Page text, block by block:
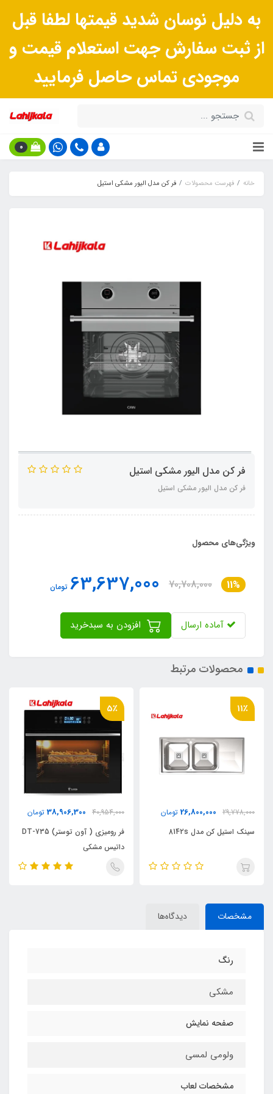
به دلیل نوسان شدید قیمتها لطفا قبل
از ثبت سفارش جهت استعلام قیمت و
موجودی تماس حاصل فرمایید
0
خانه فهرست محصولات فر کن مدل الیور مشکی استیل
فر کن مدل الیور مشکی استیل
فر کن مدل الیور مشکی استیل
ویژگی‌های محصول
11%
70,708,000
63,637,000 تومان
آماده ارسال
محصولات مرتبط
11٪
29,778,000
26,800,000 تومان
سینک استیل کن مدل 8142s
5٪
40,954,000
38,906,300 تومان
فر رومیزی ( آون توستر) DT-735
داتیس مشکی
مشخصات دیدگاه‌ها
رنگ
مشکی
صفحه نمایش
ولومی لمسی
مشخصات لعاب